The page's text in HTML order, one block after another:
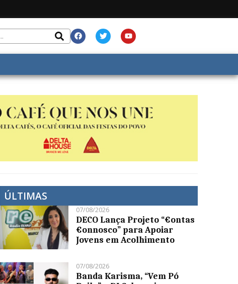
ÚLTIMAS
07/08/2026
DECO Lança Projeto “€ontas
€onnosco” para Apoiar
Jovens em Acolhimento
07/08/2026
Banda Karisma, “Vem Pó